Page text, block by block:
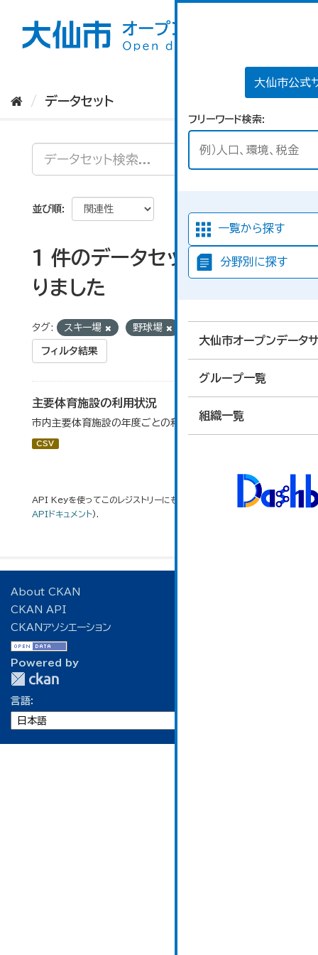
大仙市公式
フリーワード検索
一覧から探す
分野別に探す
大仙市オープンデータ
グループ一覧
組織一覧
データセット
並び順
1 件のデータセットが見つか
りました
タグ: スキー場 野球場
フィルタ結果
主要体育施設の利用状況
市内主要体育施設の年度ごとの利用状況データです。
CSV
API Keyを使ってこのレジストリーにもアクセス可能ですAPI(see
APIドキュメント).
About CKAN
CKAN API
CKANアソシエーション
Powered by
言語